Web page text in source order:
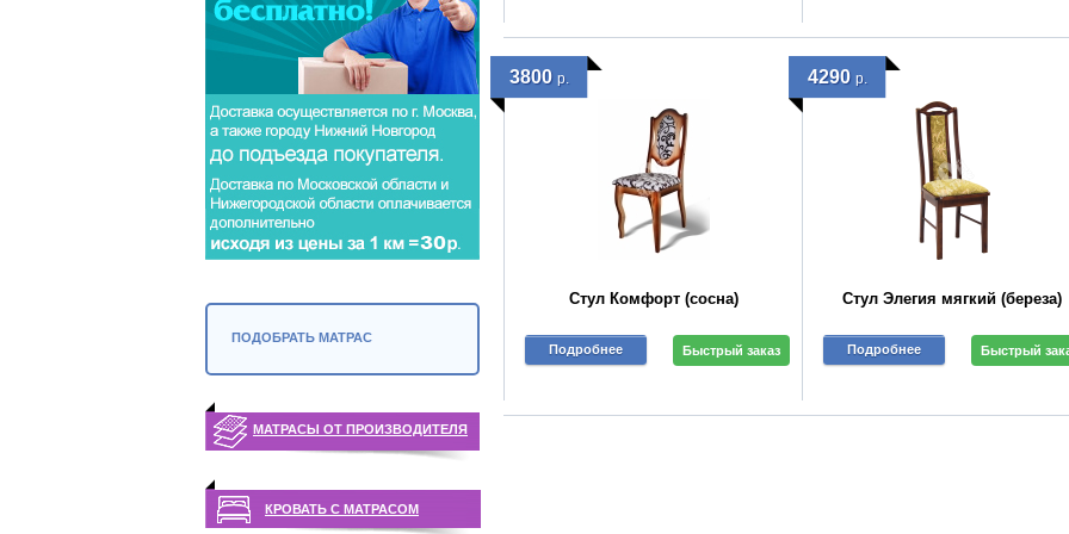
3800 р.
Стул Комфорт (сосна)
Быстрый заказ
Подробнее
4290 р.
Стул Элегия мягкий (береза)
Быстрый
Подробнее
ПОДОБРАТЬ МАТРАС
МАТРАСЫ ОТ ПРОИЗВОДИТЕЛЯ
КРОВАТЬ С МАТРАСОМ